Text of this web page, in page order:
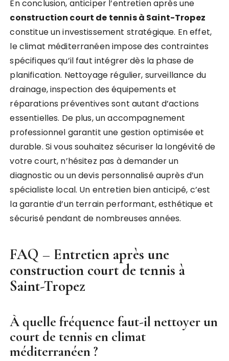
En conclusion, anticiper l’entretien après une
construction court de tennis à Saint-Tropez
constitue un investissement stratégique. En effet,
le climat méditerranéen impose des contraintes
spécifiques qu’il faut intégrer dès la phase de
planification. Nettoyage régulier, surveillance du
drainage, inspection des équipements et
réparations préventives sont autant d’actions
essentielles. De plus, un accompagnement
professionnel garantit une gestion optimisée et
durable. Si vous souhaitez sécuriser la longévité de
votre court, n’hésitez pas à demander un
diagnostic ou un devis personnalisé auprès d’un
spécialiste local. Un entretien bien anticipé, c’est
la garantie d’un terrain performant, esthétique et
sécurisé pendant de nombreuses années.
FAQ – Entretien après une
construction court de tennis à
Saint-Tropez
À quelle fréquence faut-il nettoyer un
court de tennis en climat
méditerranéen ?